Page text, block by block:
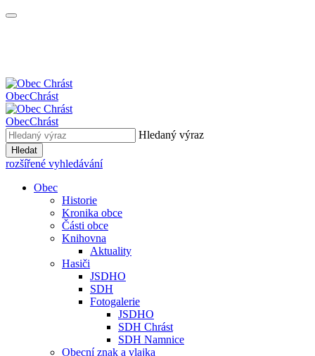
ObecChrást
ObecChrást
Hledaný výraz
Hledat
rozšířené vyhledávání
Obec
Historie
Kronika obce
Části obce
Knihovna
Aktuality
Hasiči
JSDHO
SDH
Fotogalerie
JSDHO
SDH Chrást
SDH Namnice
Obecní znak a vlajka